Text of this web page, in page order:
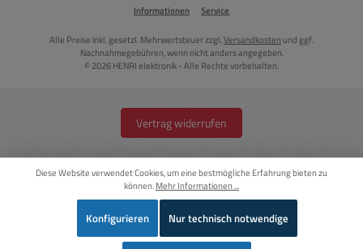
Informationen Service
Alle Preise inkl. gesetzl. Mehrwertsteuer zzgl.Versandkosten und ggf.
Nachnahmegebühren, wenn nicht anders angegeben.
© 2026 HENRI elektronik - Alle Rechte vorbehalten.
Vertrag widerrufen
Diese Website verwendet Cookies, um eine bestmögliche Erfahrung bieten zu
können.Mehr Informationen ...
Nur technisch notwendige
Konfigurieren